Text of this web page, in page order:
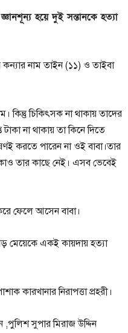
হয়ে দুই সন্তানকে হত্যা
কন্যার নাম তাইন (১১) ও তাইবা
কিন্তু চিকিৎসক না থাকায় তাদের
টাকা না থাকায় তা কিনে দিতে
করতে পারেন না ওই বাবা।তার
তার কাছে নেই। এসব ভেবেই
ফেলে আসেন বাবা।
মেয়েকে একই কায়দায় হত্যা
কারখানার নিরাপত্তা প্রহরী।
সুপার মিরাজ উদ্দিন